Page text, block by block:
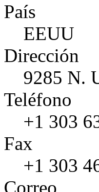
País
EEUU
Dirección
9285 N.
Teléfono
+1 303
Fax
+1 303
Correo